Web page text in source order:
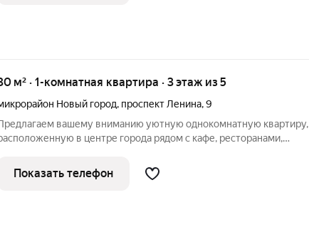
30 м² · 1-комнатная квартира · 3 этаж из 5
Новый город, проспект Ленина,9
вашему вниманию уютную однокомнатную квартиру,
в центре города рядом с кафе, ресторанами,
есть всё необходимое для комфортного проживания: чистое
постельное бельё и
Показать телефон